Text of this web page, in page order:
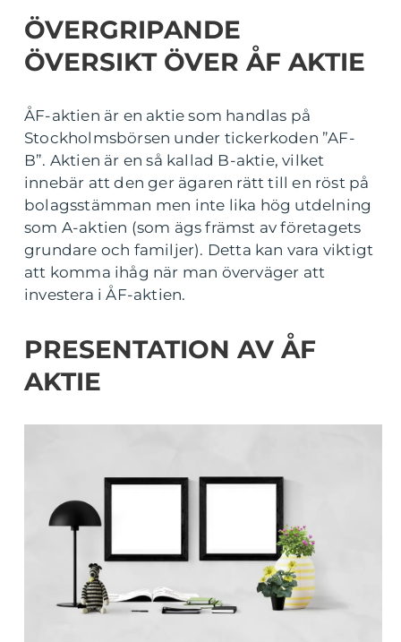
ÖVERGRIPANDE
ÖVERSIKT ÖVER ÅF AKTIE
ÅF-aktien är en aktie som handlas på
Stockholmsbörsen under tickerkoden ”AF-
B”. Aktien är en så kallad B-aktie, vilket
innebär att den ger ägaren rätt till en röst på
bolagsstämman men inte lika hög utdelning
som A-aktien (som ägs främst av företagets
grundare och familjer). Detta kan vara viktigt
att komma ihåg när man överväger att
investera i ÅF-aktien.
PRESENTATION AV ÅF
AKTIE